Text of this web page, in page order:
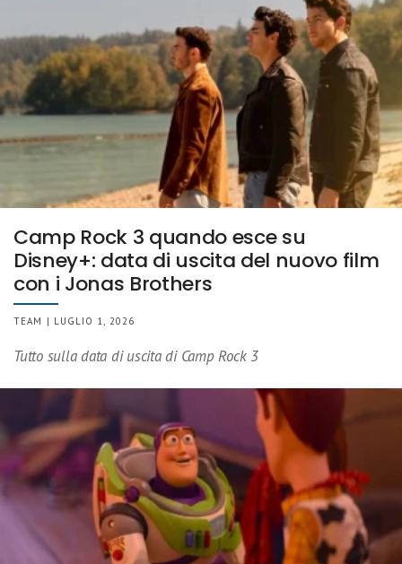
Camp Rock 3 quando esce su
Disney+: data di uscita del nuovo film
con i Jonas Brothers
TEAM | LUGLIO 1, 2026
Tutto sulla data di uscita di Camp Rock 3